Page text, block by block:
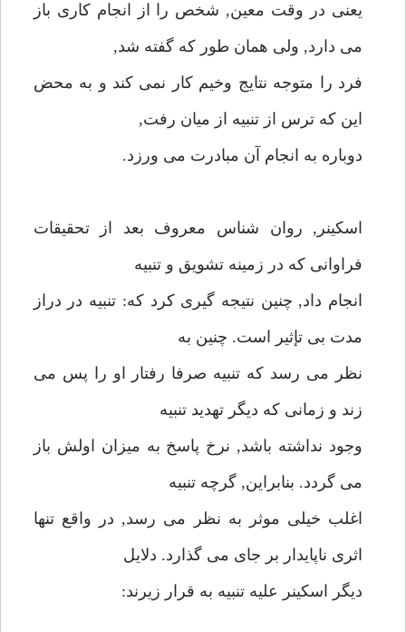
يعنى در وقت معين, شخص را از انجام كارى باز
مى دارد, ولى همان طور كه گفته شد,
فرد را متوجه نتايج وخيم كار نمى كند و به محض
اين كه ترس از تنبيه از ميان رفت,
دوباره به انجام آن مبادرت مى ورزد.
اسكينر, روان شناس معروف بعد از تحقيقات
فراوانى كه در زمينه تشويق و تنبيه
انجام داد, چنين نتيجه گيرى كرد كه: تنبيه در دراز
مدت بى تإثير است. چنين به
نظر مى رسد كه تنبيه صرفا رفتار او را پس مى
زند و زمانى كه ديگر تهديد تنبيه
وجود نداشته باشد, نرخ پاسخ به ميزان اولش باز
مى گردد. بنابراين, گرچه تنبيه
اغلب خيلى موثر به نظر مى رسد, در واقع تنها
اثرى ناپايدار بر جاى مى گذارد. دلايل
ديگر اسكينر عليه تنبيه به قرار زيرند: